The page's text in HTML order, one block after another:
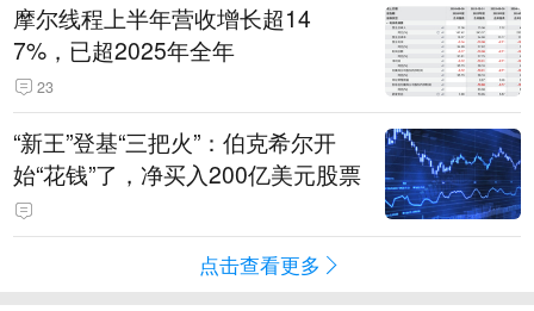
摩尔线程上半年营收增长超14
7%，已超2025年全年
23
“新王”登基“三把火”：伯克希尔开
始“花钱”了，净买入200亿美元股票
点击查看更多